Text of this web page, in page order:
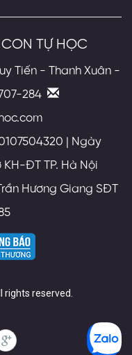
TỰ HỌC
Tiến - Thanh Xuân -
284
| Ngày
ĐT TP. Hà Nội
Hương Giang SĐT
reserved.